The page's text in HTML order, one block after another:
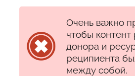
Очень важно
чтобы контент
донора и
реципиента
между собой.